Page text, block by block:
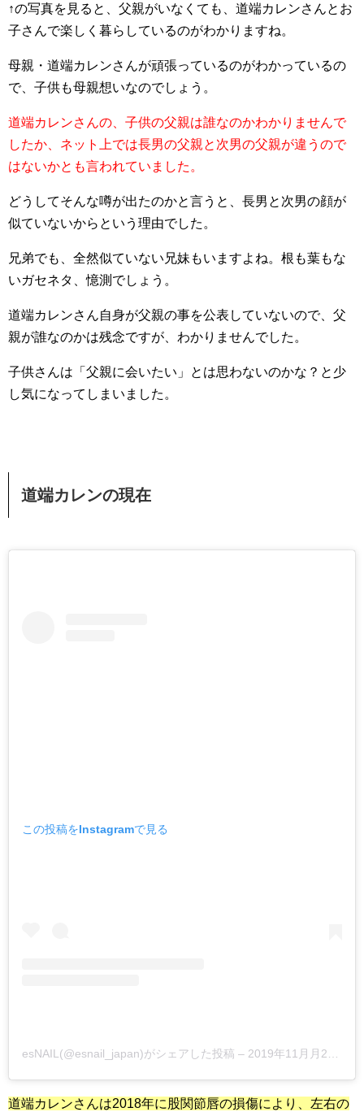
↑の写真を見ると、父親がいなくても、道端カレンさんとお
子さんで楽しく暮らしているのがわかりますね。
母親・道端カレンさんが頑張っているのがわかっているの
で、子供も母親想いなのでしょう。
道端カレンさんの、子供の父親は誰なのかわかりませんで
したか、ネット上では長男の父親と次男の父親が違うので
はないかとも言われていました。
どうしてそんな噂が出たのかと言うと、長男と次男の顔が
似ていないからという理由でした。
兄弟でも、全然似ていない兄妹もいますよね。根も葉もな
いガセネタ、憶測でしょう。
道端カレンさん自身が父親の事を公表していないので、父
親が誰なのかは残念ですが、わかりませんでした。
子供さんは「父親に会いたい」とは思わないのかな？と少
し気になってしまいました。
道端カレンの現在
この投稿をInstagramで見る
esNAIL(@esnail_japan)がシェアした投稿 – 2019年11月月2日午後8時39分PDT
道端カレンさんは2018年に股関節唇の損傷により、左右の